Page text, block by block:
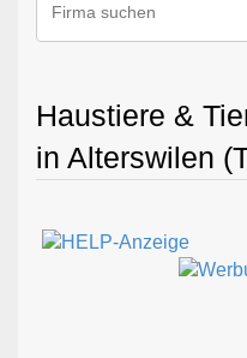
Haustiere &
in Alterswilen